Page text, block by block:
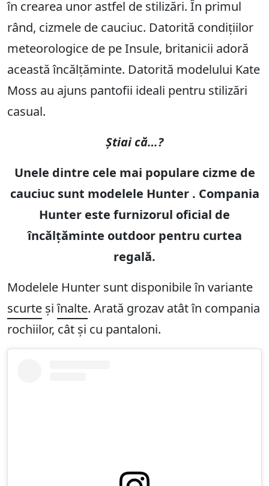
în crearea unor astfel de stilizări. În primul
rând, cizmele de cauciuc. Datorită condițiilor
meteorologice de pe Insule, britanicii adoră
această încălțăminte. Datorită modelului Kate
Moss au ajuns pantofii ideali pentru stilizări
casual.
Știai că…?
Unele dintre cele mai populare cizme de
cauciuc sunt modelele Hunter . Compania
Hunter este furnizorul oficial de
încălțăminte outdoor pentru curtea
regală.
Modelele Hunter sunt disponibile în variante
scurte șiînalte. Arată grozav atât în compania
rochiilor, cât și cu pantaloni.